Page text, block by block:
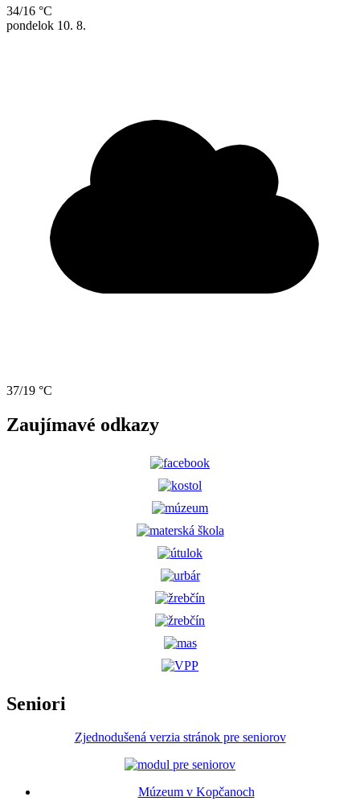
34/16 °C
pondelok 10. 8.
37/19 °C
Zaujímavé odkazy
Seniori
Zjednodušená verzia stránok pre seniorov
Múzeum v Kopčanoch